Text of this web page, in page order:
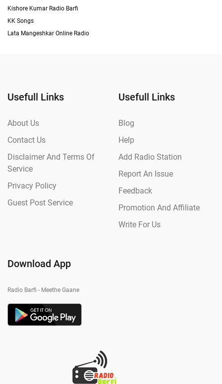
Kishore Kumar Radio Barfi
KK Songs
Lata Mangeshkar Online Radio
Usefull Links
About Us
Contact Us
Disclaimer And Terms Of
Service
Privacy Policy
Guest Post Service
Usefull Links
Blog
Help
Add Radio Station
Report An Issue
Feedback
Promotion And Affiliate
Write For Us
Download App
Radio Barfi - Meethe Gaane